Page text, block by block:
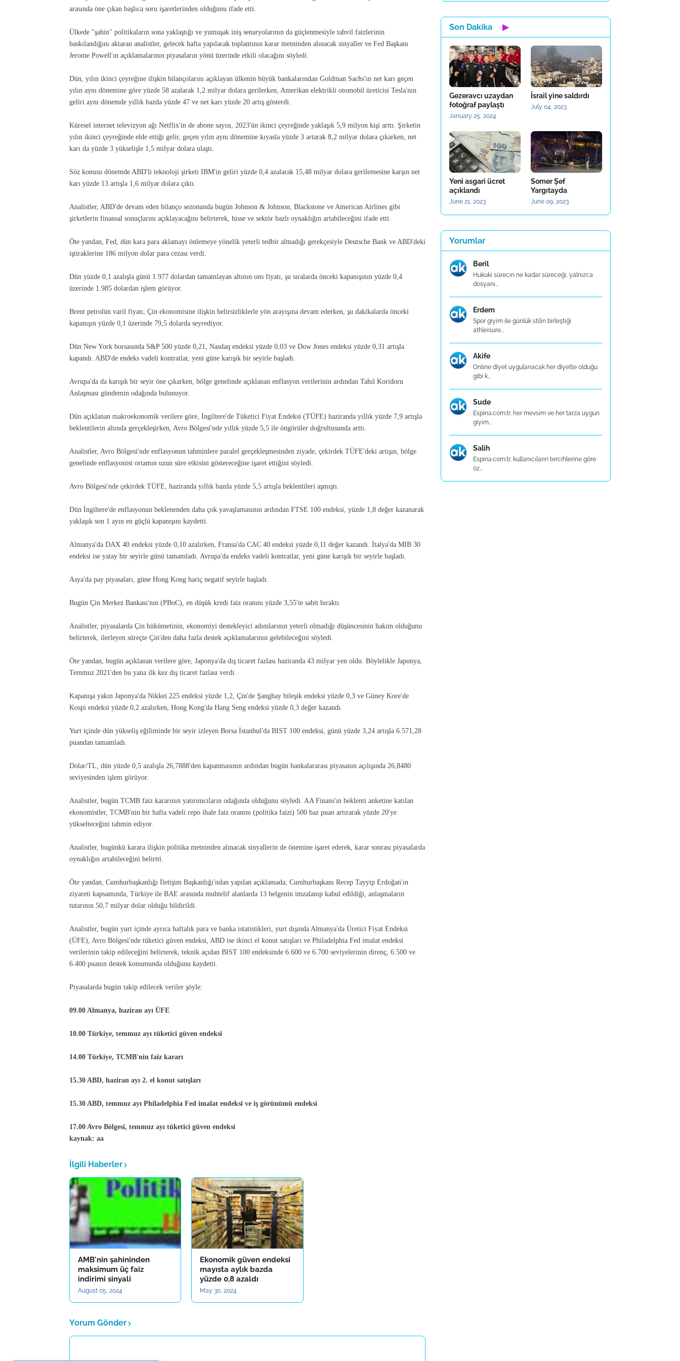
arasında öne çıkan başlıca soru işaretlerinden olduğunu ifade etti.
Ülkede "şahin" politikaların sona yaklaştığı ve yumuşak iniş senaryolarının da güçlenmesiyle tahvil faizlerinin
baskılandığını aktaran analistler, gelecek hafta yapılacak toplantının karar metninden alınacak sinyaller ve Fed Başkanı
Jerome Powell'ın açıklamalarının piyasaların yönü üzerinde etkili olacağını söyledi.
Dün, yılın ikinci çeyreğine ilişkin bilançolarını açıklayan ülkenin büyük bankalarından Goldman Sachs'ın net karı geçen
yılın aynı dönemine göre yüzde 58 azalarak 1,2 milyar dolara gerilerken, Amerikan elektrikli otomobil üreticisi Tesla'nın
geliri aynı dönemde yıllık bazda yüzde 47 ve net karı yüzde 20 artış gösterdi.
Küresel internet televizyon ağı Netflix'in de abone sayısı, 2023'ün ikinci çeyreğinde yaklaşık 5,9 milyon kişi arttı. Şirketin
yılın ikinci çeyreğinde elde ettiği gelir, geçen yılın aynı dönemine kıyasla yüzde 3 artarak 8,2 milyar dolara çıkarken, net
karı da yüzde 3 yükselişle 1,5 milyar dolara ulaştı.
Söz konusu dönemde ABD'li teknoloji şirketi IBM'in geliri yüzde 0,4 azalarak 15,48 milyar dolara gerilemesine karşın net
karı yüzde 13 artışla 1,6 milyar dolara çıktı.
Analistler, ABD'de devam eden bilanço sezonunda bugün Johnson & Johnson, Blackstone ve American Airlines gibi
şirketlerin finansal sonuçlarını açıklayacağını belirterek, hisse ve sektör bazlı oynaklığın artabileceğini ifade etti.
Öte yandan, Fed, dün kara para aklamayı önlemeye yönelik yeterli tedbir almadığı gerekçesiyle Deutsche Bank ve ABD'deki
iştiraklerine 186 milyon dolar para cezası verdi.
Dün yüzde 0,1 azalışla günü 1.977 dolardan tamamlayan altının ons fiyatı, şu sıralarda önceki kapanışının yüzde 0,4
üzerinde 1.985 dolardan işlem görüyor.
Brent petrolün varil fiyatı, Çin ekonomisine ilişkin belirsizliklerle yön arayışına devam ederken, şu dakikalarda önceki
kapanışın yüzde 0,1 üzerinde 79,5 dolarda seyrediyor.
Dün New York borsasında S&P 500 yüzde 0,21, Nasdaq endeksi yüzde 0,03 ve Dow Jones endeksi yüzde 0,31 artışla
kapandı. ABD'de endeks vadeli kontratlar, yeni güne karışık bir seyirle başladı.
Avrupa'da da karışık bir seyir öne çıkarken, bölge genelinde açıklanan enflasyon verilerinin ardından Tahıl Koridoru
Anlaşması gündemin odağında bulunuyor.
Dün açıklanan makroekonomik verilere göre, İngiltere'de Tüketici Fiyat Endeksi (TÜFE) haziranda yıllık yüzde 7,9 artışla
beklentilerin altında gerçekleşirken, Avro Bölgesi'nde yıllık yüzde 5,5 ile öngörüler doğrultusunda arttı.
Analistler, Avro Bölgesi'nde enflasyonun tahminlere paralel gerçekleşmesinden ziyade, çekirdek TÜFE'deki artışın, bölge
genelinde enflasyonist ortamın uzun süre etkisini göstereceğine işaret ettiğini söyledi.
Avro Bölgesi'nde çekirdek TÜFE, haziranda yıllık bazda yüzde 5,5 artışla beklentileri aşmıştı.
Dün İngiltere'de enflasyonun beklenenden daha çok yavaşlamasının ardından FTSE 100 endeksi, yüzde 1,8 değer kazanarak
yaklaşık son 1 ayın en güçlü kapanışını kaydetti.
Almanya'da DAX 40 endeksi yüzde 0,10 azalırken, Fransa'da CAC 40 endeksi yüzde 0,11 değer kazandı. İtalya'da MIB 30
endeksi ise yatay bir seyirle günü tamamladı. Avrupa'da endeks vadeli kontratlar, yeni güne karışık bir seyirle başladı.
Asya'da pay piyasaları, güne Hong Kong hariç negatif seyirle başladı.
Bugün Çin Merkez Bankası'nın (PBoC), en düşük kredi faiz oranını yüzde 3,55'te sabit bıraktı.
Analistler, piyasalarda Çin hükümetinin, ekonomiyi destekleyici adımlarının yeterli olmadığı düşüncesinin hakim olduğunu
belirterek, ilerleyen süreçte Çin'den daha fazla destek açıklamalarının gelebileceğini söyledi.
Öte yandan, bugün açıklanan verilere göre, Japonya'da dış ticaret fazlası haziranda 43 milyar yen oldu. Böylelikle Japonya,
Temmuz 2021'den bu yana ilk kez dış ticaret fazlası verdi.
Kapanışa yakın Japonya'da Nikkei 225 endeksi yüzde 1,2, Çin'de Şanghay bileşik endeksi yüzde 0,3 ve Güney Kore'de
Kospi endeksi yüzde 0,2 azalırken, Hong Kong'da Hang Seng endeksi yüzde 0,3 değer kazandı.
Yurt içinde dün yükseliş eğiliminde bir seyir izleyen Borsa İstanbul'da BIST 100 endeksi, günü yüzde 3,24 artışla 6.571,28
puandan tamamladı.
Dolar/TL, dün yüzde 0,5 azalışla 26,7888'den kapanmasının ardından bugün bankalararası piyasanın açılışında 26,8480
seviyesinden işlem görüyor.
Analistler, bugün TCMB faiz kararının yatırımcıların odağında olduğunu söyledi. AA Finans'ın beklenti anketine katılan
ekonomistler, TCMB'nin bir hafta vadeli repo ihale faiz oranını (politika faizi) 500 baz puan artırarak yüzde 20'ye
yükselteceğini tahmin ediyor.
Analistler, bugünkü karara ilişkin politika metninden alınacak sinyallerin de önemine işaret ederek, karar sonrası piyasalarda
oynaklığın artabileceğini belirtti.
Öte yandan, Cumhurbaşkanlığı İletişim Başkanlığı'ndan yapılan açıklamada, Cumhurbaşkanı Recep Tayyip Erdoğan'ın
ziyareti kapsamında, Türkiye ile BAE arasında muhtelif alanlarda 13 belgenin imzalanıp kabul edildiği, anlaşmaların
tutarının 50,7 milyar dolar olduğu bildirildi.
Analistler, bugün yurt içinde ayrıca haftalık para ve banka istatistikleri, yurt dışında Almanya'da Üretici Fiyat Endeksi
(ÜFE), Avro Bölgesi'nde tüketici güven endeksi, ABD ise ikinci el konut satışları ve Philadelphia Fed imalat endeksi
verilerinin takip edileceğini belirterek, teknik açıdan BIST 100 endeksinde 6.600 ve 6.700 seviyelerinin direnç, 6.500 ve
6.400 puanın destek konumunda olduğunu kaydetti.
Piyasalarda bugün takip edilecek veriler şöyle:
09.00 Almanya, haziran ayı ÜFE
10.00 Türkiye, temmuz ayı tüketici güven endeksi
14.00 Türkiye, TCMB'nin faiz kararı
15.30 ABD, haziran ayı 2. el konut satışları
15.30 ABD, temmuz ayı Philadelphia Fed imalat endeksi ve iş görünümü endeksi
17.00 Avro Bölgesi, temmuz ayı tüketici güven endeksi
kaynak: aa
İlgili Haberler
AMB'nin şahininden
maksimum üç faiz
indirimi sinyali
August 05, 2024
Ekonomik güven endeksi
mayısta aylık bazda
yüzde 0,8 azaldı
May 30, 2024
Yorum Gönder
Son Dakika ▶
Gezeravcı uzaydan
fotoğraf paylaştı
January 25, 2024
İsrail yine saldırdı
July 04, 2023
Yeni asgari ücret
açıklandı
June 21, 2023
Somer Şef
Yargıtayda
June 09, 2023
Yorumlar
Beril
Hukuki sürecin ne kadar süreceği, yalnızca
dosyanı...
Erdem
Spor giyim ile günlük stilin birleştiği
athleisure...
Akife
Online diyet uygulanacak her diyette olduğu
gibi k...
Sude
Espina.com.tr, her mevsim ve her tarza uygun
giyim...
Salih
Espina.com.tr, kullanıcıların tercihlerine göre
öz...